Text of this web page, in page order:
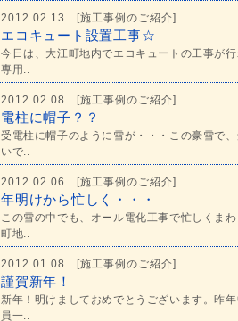
2012.02.13 [施工事例のご紹介]
エコキュート設置工事☆
今日は、大江町地内でエコキュートの工事が
専用..
2012.02.08 [施工事例のご紹介]
電柱に帽子？？
受電柱に帽子のように雪が・・・この豪雪で
いで..
2012.02.06 [施工事例のご紹介]
年明けから忙しく・・・
この雪の中でも、オール電化工事で忙しくま
町地..
2012.01.08 [施工事例のご紹介]
謹賀新年！
新年！明けましておめでとうございます。昨
員一..